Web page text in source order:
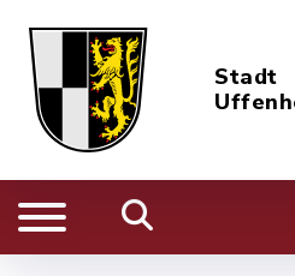
Stadt